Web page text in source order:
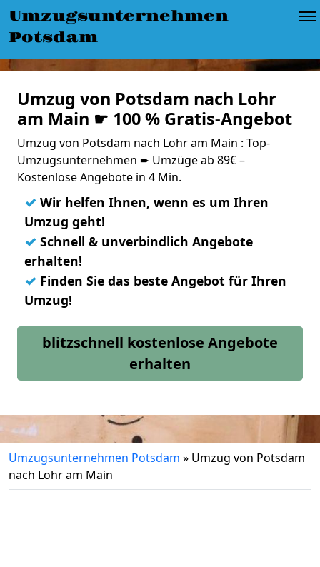
Umzugsunternehmen
Potsdam
Umzug von Potsdam nach Lohr
am Main ☛ 100 % Gratis-Angebot
Umzug von Potsdam nach Lohr am Main : Top-
Umzugsunternehmen ➨ Umzüge ab 89€ –
Kostenlose Angebote in 4 Min.
✓ Wir helfen Ihnen, wenn es um Ihren
Umzug geht!
✓ Schnell & unverbindlich Angebote
erhalten!
✓ Finden Sie das beste Angebot für Ihren
Umzug!
blitzschnell kostenlose Angebote
erhalten
Umzugsunternehmen Potsdam » Umzug von Potsdam
nach Lohr am Main